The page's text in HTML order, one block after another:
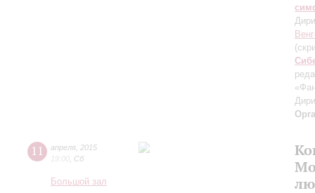
11 апреля 2015
19:00 Сб
Большой зал